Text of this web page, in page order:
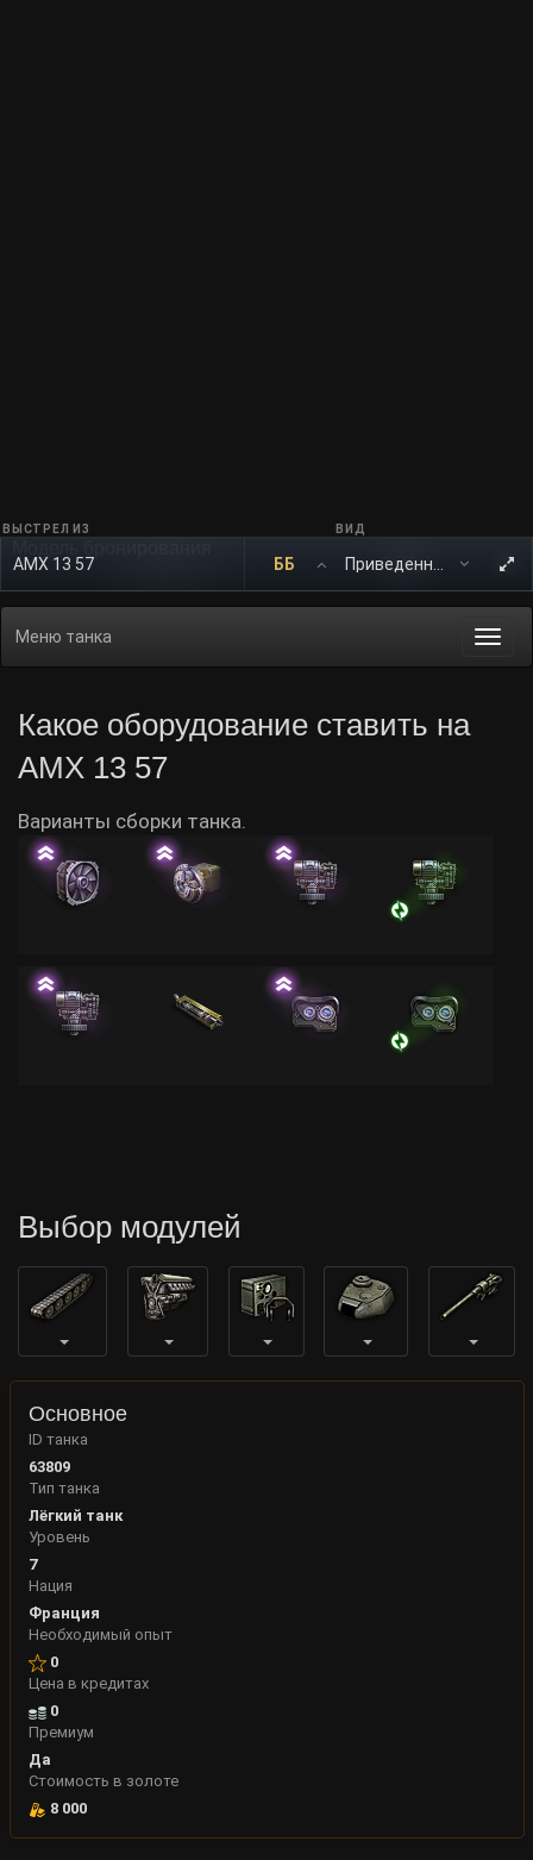
ВЫСТРЕЛ ИЗ
AMX 13 57 ББ
ВИД
Меню танка
Какое оборудование ставить на
AMX 13 57
Варианты сборки танка.
Выбор модулей
Основное
ID танка
63809
Тип танка
Лёгкий танк
Уровень
7
Нация
Франция
Необходимый опыт
0
Цена в кредитах
0
Премиум
Да
Стоимость в золоте
8 000